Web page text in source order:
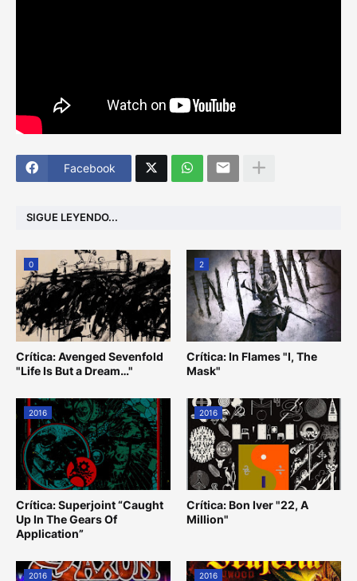
Facebook
SIGUE LEYENDO...
0
Crítica: Avenged Sevenfold
"Life Is But a Dream…"
2
Crítica: In Flames "I, The
Mask"
2016
Crítica: Superjoint “Caught
Up In The Gears Of
Application”
2016
Crítica: Bon Iver "22, A
Million"
2016 2016